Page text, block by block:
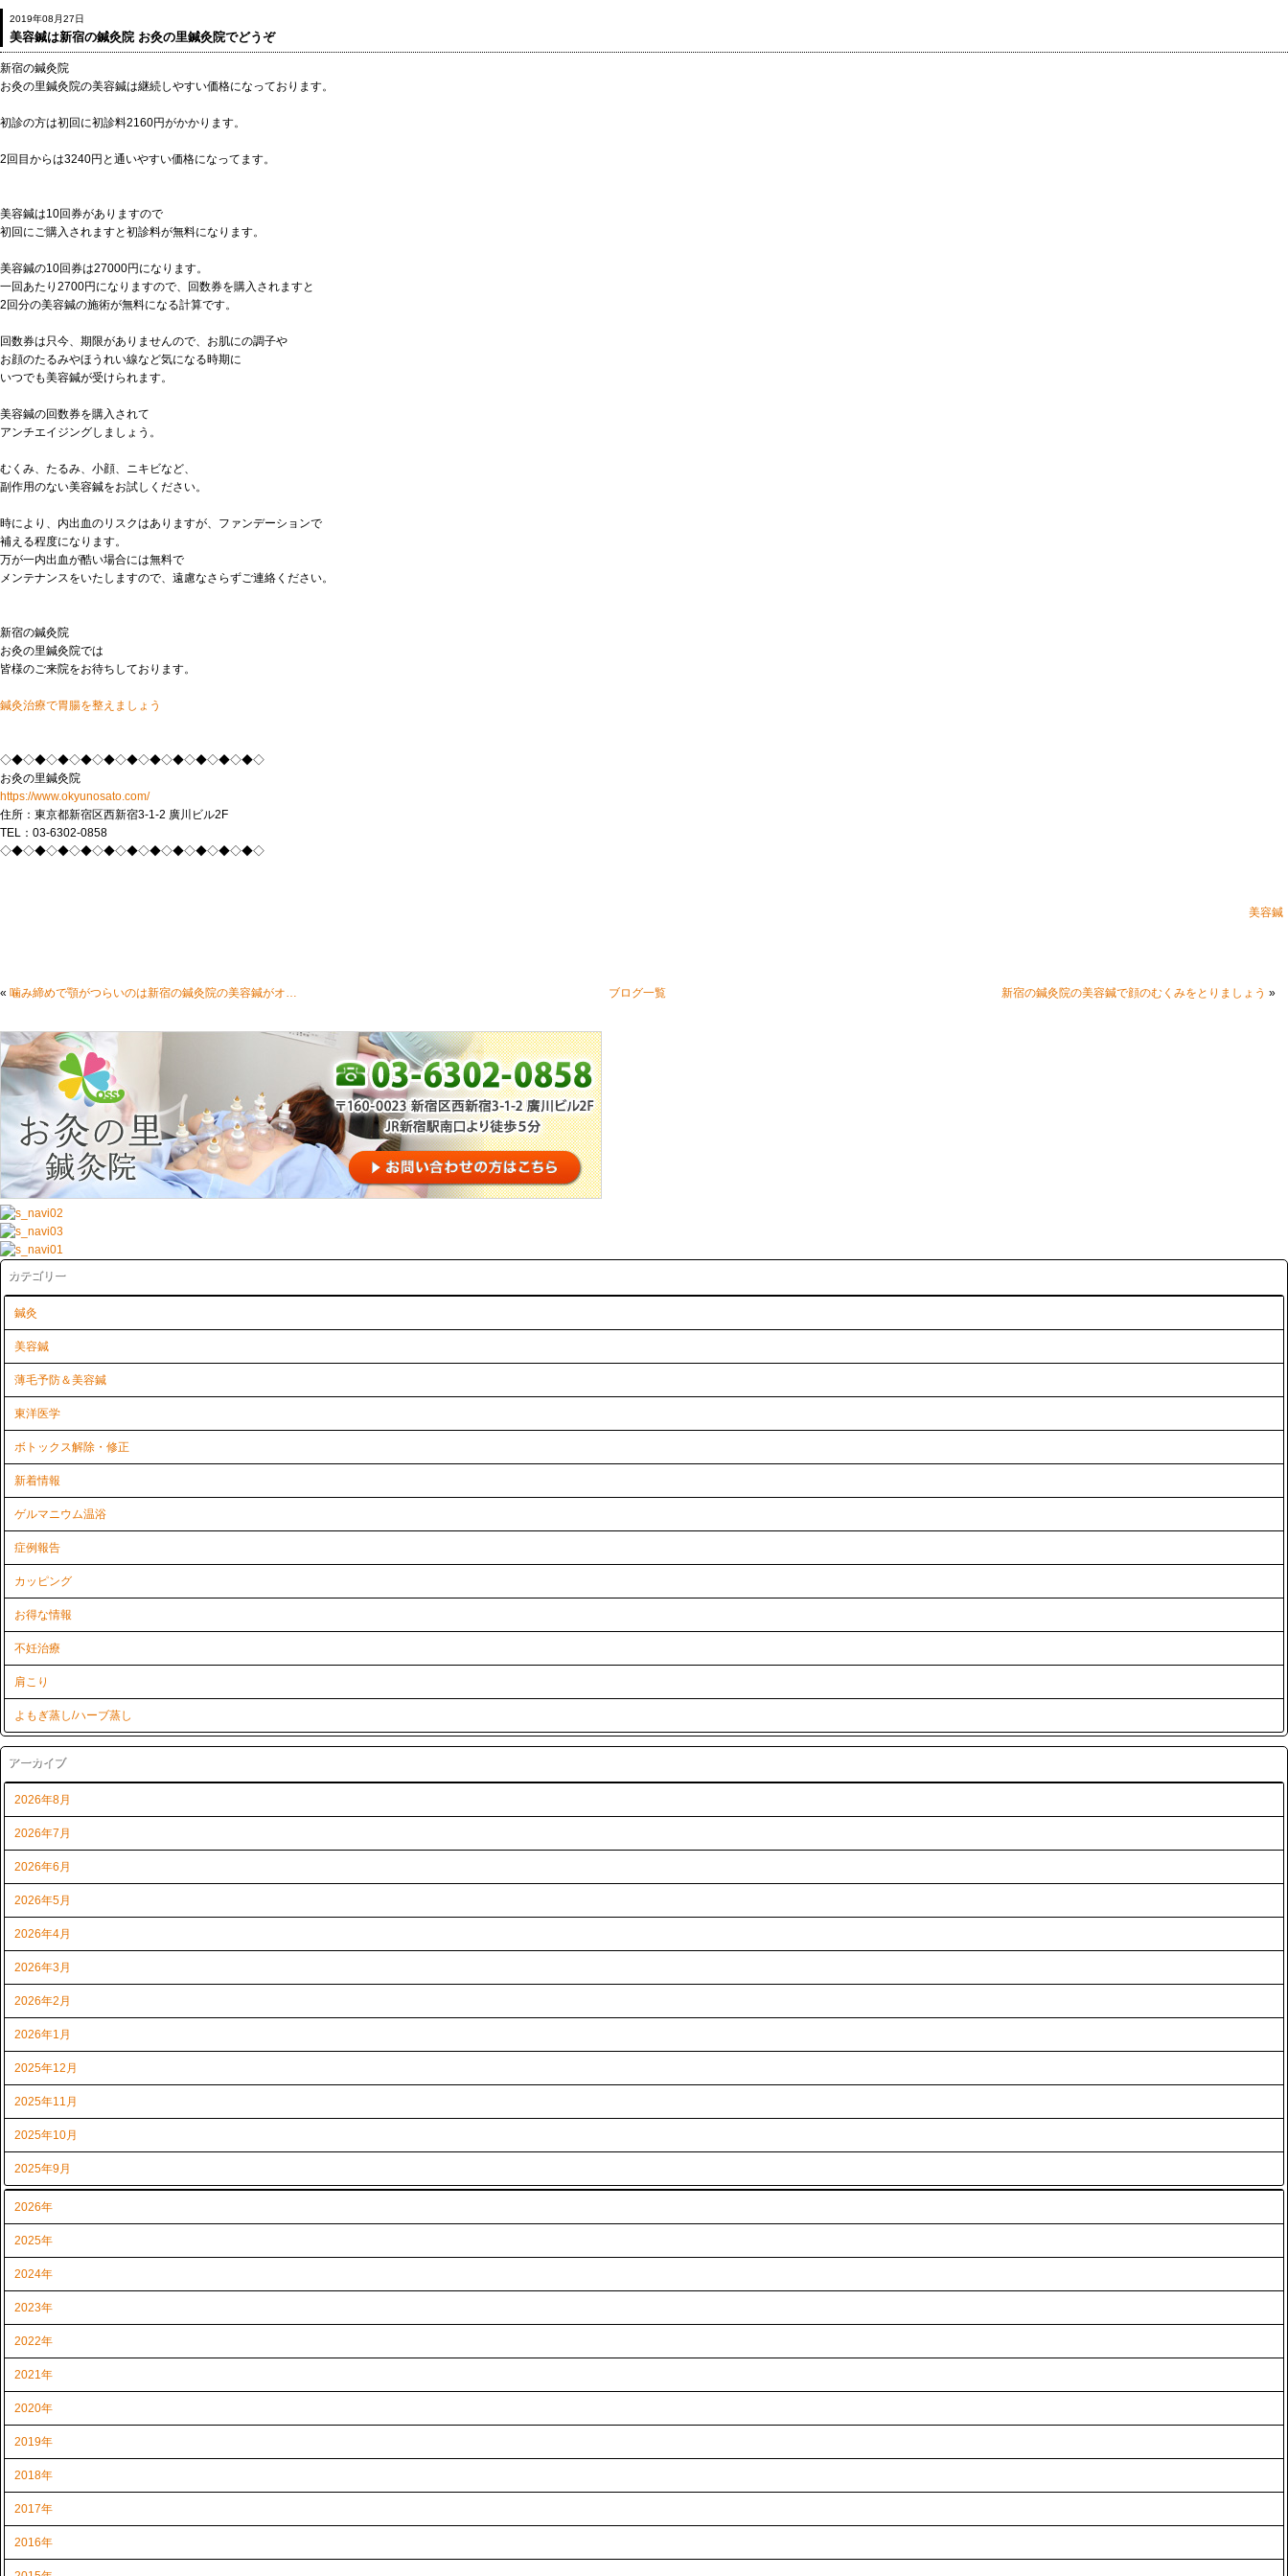
2019年08月27日
美容鍼は新宿の鍼灸院 お灸の里鍼灸院でどうぞ
新宿の鍼灸院
お灸の里鍼灸院の美容鍼は継続しやすい価格になっております。
初診の方は初回に初診料2160円がかかります。
2回目からは3240円と通いやすい価格になってます。
美容鍼は10回券がありますので
初回にご購入されますと初診料が無料になります。
美容鍼の10回券は27000円になります。
一回あたり2700円になりますので、回数券を購入されますと
2回分の美容鍼の施術が無料になる計算です。
回数券は只今、期限がありませんので、お肌にの調子や
お顔のたるみやほうれい線など気になる時期に
いつでも美容鍼が受けられます。
美容鍼の回数券を購入されて
アンチエイジングしましょう。
むくみ、たるみ、小顔、ニキビなど、
副作用のない美容鍼をお試しください。
時により、内出血のリスクはありますが、ファンデーションで
補える程度になります。
万が一内出血が酷い場合には無料で
メンテナンスをいたしますので、遠慮なさらずご連絡ください。
新宿の鍼灸院
お灸の里鍼灸院では
皆様のご来院をお待ちしております。
鍼灸治療で胃腸を整えましょう
◇◆◇◆◇◆◇◆◇◆◇◆◇◆◇◆◇◆◇◆◇◆◇
お灸の里鍼灸院
https://www.okyunosato.com/
住所：東京都新宿区西新宿3-1-2 廣川ビル2F
TEL：03-6302-0858
◇◆◇◆◇◆◇◆◇◆◇◆◇◆◇◆◇◆◇◆◇◆◇
美容鍼
« 噛み締めで顎がつらいのは新宿の鍼灸院の美容鍼がオススメです ブログ一覧 新宿の鍼灸院の美容鍼で顔のむくみをとりましょう »
カテゴリー
鍼灸
美容鍼
薄毛予防＆美容鍼
東洋医学
ボトックス解除・修正
新着情報
ゲルマニウム温浴
症例報告
カッピング
お得な情報
不妊治療
肩こり
よもぎ蒸し/ハーブ蒸し
アーカイブ
2026年8月
2026年7月
2026年6月
2026年5月
2026年4月
2026年3月
2026年2月
2026年1月
2025年12月
2025年11月
2025年10月
2025年9月
2026年
2025年
2024年
2023年
2022年
2021年
2020年
2019年
2018年
2017年
2016年